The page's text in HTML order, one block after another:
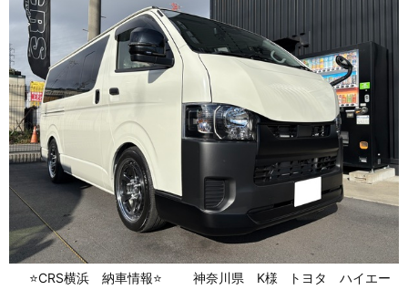
⭐CRS横浜 納車情報⭐ 神奈川県 K様 トヨタ ハイエー